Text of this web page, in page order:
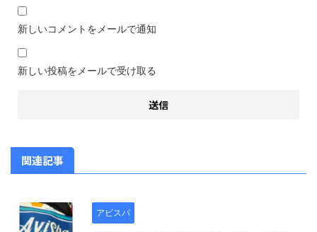
新しいコメントをメールで通知
新しい投稿をメールで受け取る
関連記事
アビスパ